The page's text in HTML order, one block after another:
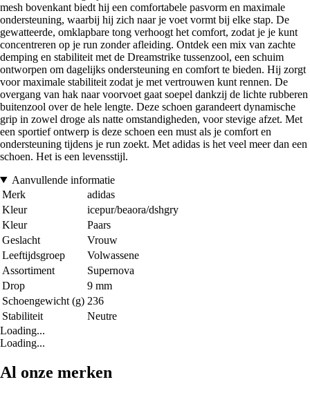
mesh bovenkant biedt hij een comfortabele pasvorm en maximale
ondersteuning, waarbij hij zich naar je voet vormt bij elke stap. De
gewatteerde, omklapbare tong verhoogt het comfort, zodat je je kunt
concentreren op je run zonder afleiding. Ontdek een mix van zachte
demping en stabiliteit met de Dreamstrike tussenzool, een schuim
ontworpen om dagelijks ondersteuning en comfort te bieden. Hij zorgt
voor maximale stabiliteit zodat je met vertrouwen kunt rennen. De
overgang van hak naar voorvoet gaat soepel dankzij de lichte rubberen
buitenzool over de hele lengte. Deze schoen garandeert dynamische
grip in zowel droge als natte omstandigheden, voor stevige afzet. Met
een sportief ontwerp is deze schoen een must als je comfort en
ondersteuning tijdens je run zoekt. Met adidas is het veel meer dan een
schoen. Het is een levensstijl.
Aanvullende informatie
Merk
adidas
Kleur
icepur/beaora/dshgry
Kleur
Paars
Geslacht
Vrouw
Leeftijdsgroep
Volwassene
Assortiment
Supernova
Drop
9 mm
Schoengewicht (g) 236
Stabiliteit
Neutre
Loading...
Loading...
Al onze merken